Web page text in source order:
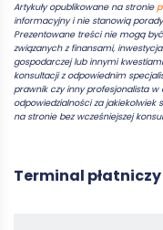
Artykuły opublikowane na stronie
informacyjny i nie stanowią
Prezentowane treści nie mogą
związanych z finansami,
gospodarczej lub innymi
konsultacji z odpowiednim
prawnik czy inny profesjonalista w
odpowiedzialności za jakiekolwiek
na stronie bez wcześniejszej
Terminal płatniczy